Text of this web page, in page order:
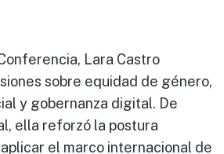
Lara Castro
sobre equidad de género,
y gobernanza digital. De
ella reforzó la postura
el marco internacional de